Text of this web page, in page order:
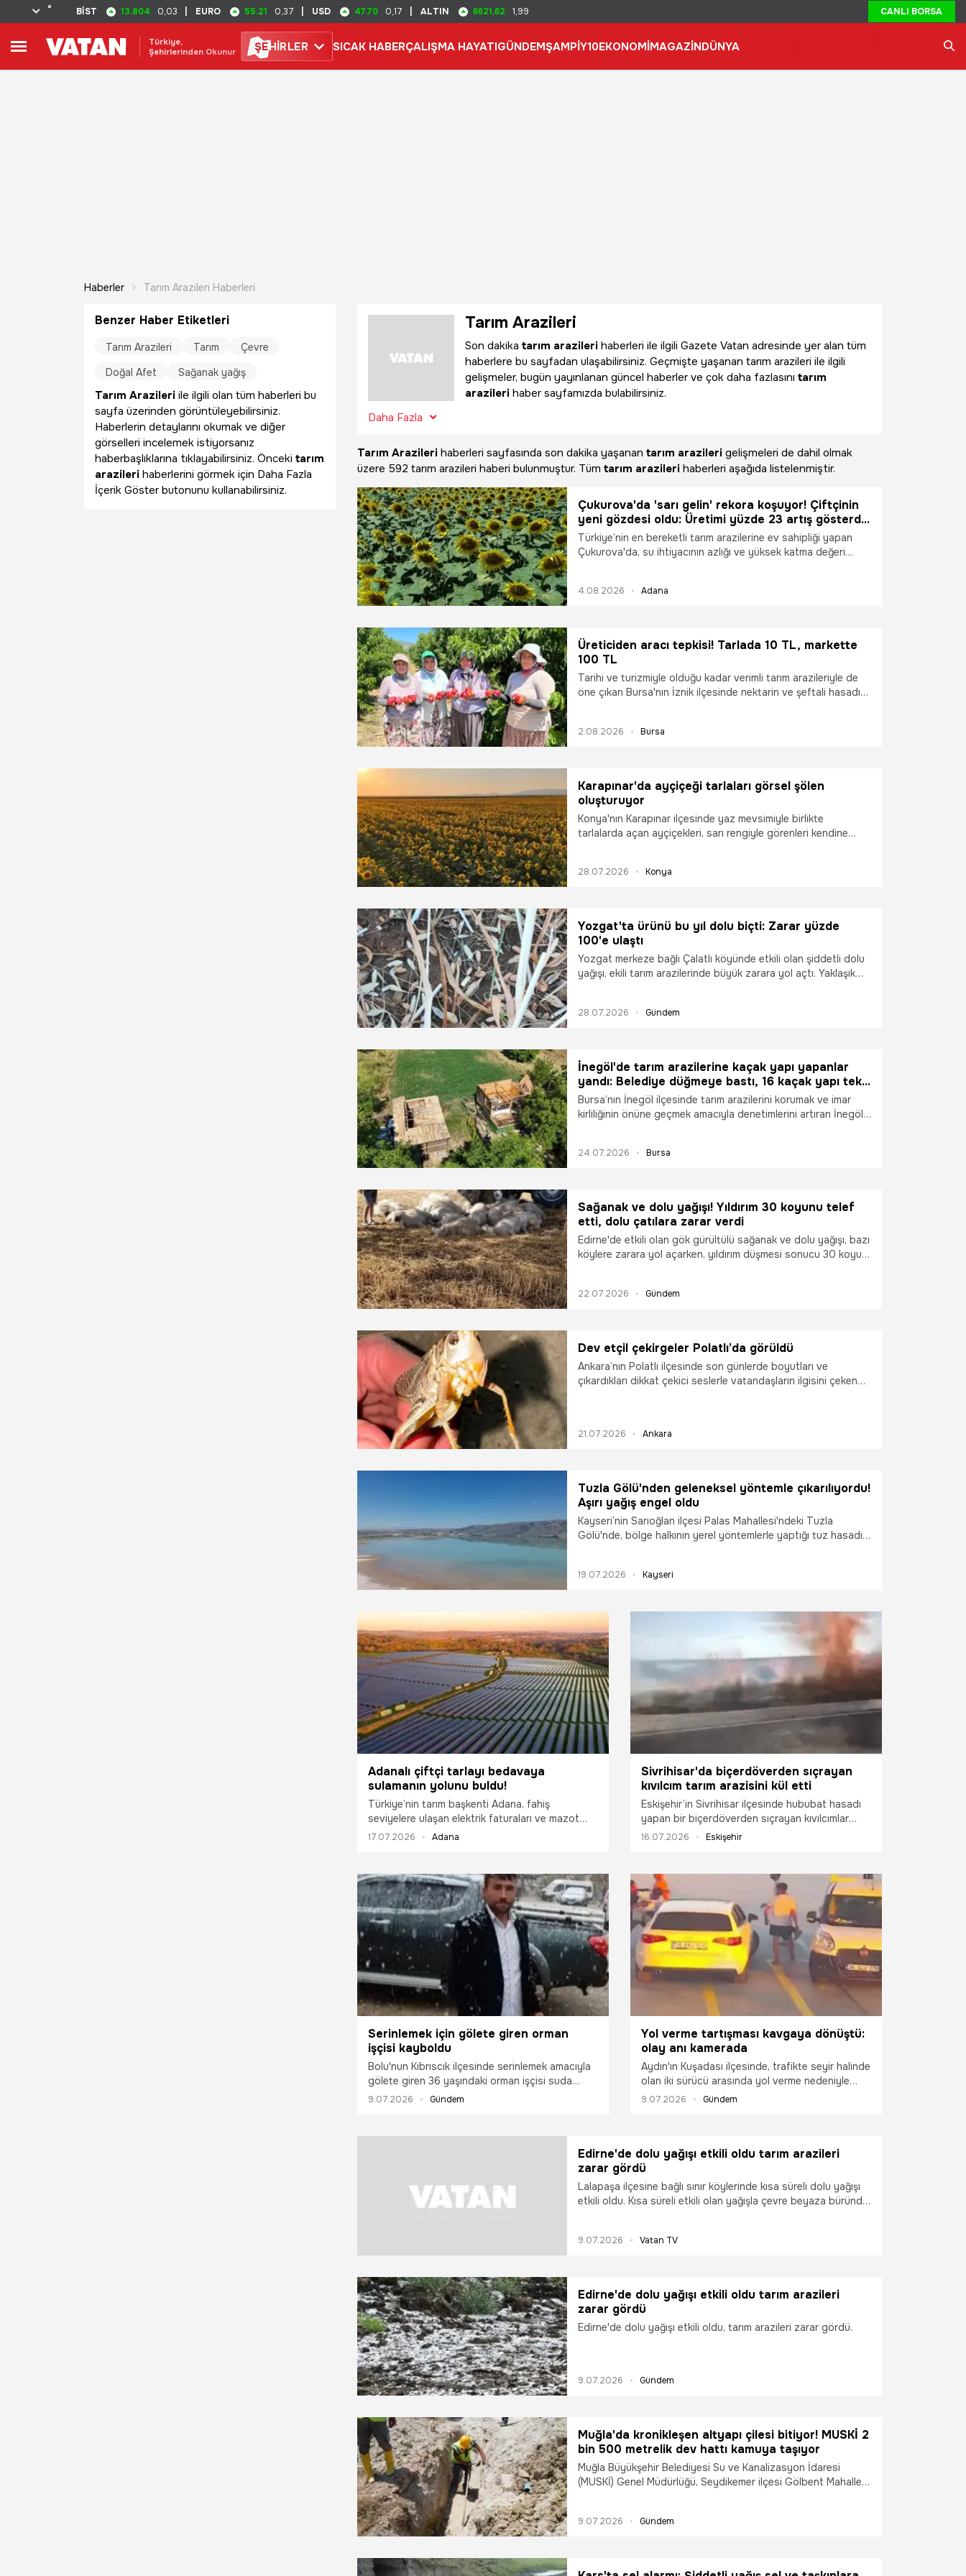
° BİST 13.804 0,03 EURO 55.21 0,37 USD 47.70 0,17 ALTIN 6621,62 1,99 CANLI BORSA
Türkiye,
Şehirlerinden Okunur
ŞEHİRLER SICAK HABERÇALIŞMA HAYATIGÜNDEMŞAMPİY10EKONOMİMAGAZİNDÜNYA
Haberler Tarım Arazileri Haberleri
Tarım Arazileri
Son dakika tarım arazileri haberleri ile ilgili Gazete Vatan adresinde yer alan tüm
haberlere bu sayfadan ulaşabilirsiniz. Geçmişte yaşanan tarım arazileri ile ilgili
gelişmeler, bugün yayınlanan güncel haberler ve çok daha fazlasını tarım
arazileri haber sayfamızda bulabilirsiniz.
Daha Fazla
Tarım Arazileri haberleri sayfasında son dakika yaşanan tarım arazileri gelişmeleri de dahil olmak
üzere 592 tarım arazileri haberi bulunmuştur. Tüm tarım arazileri haberleri aşağıda listelenmiştir.
Çukurova'da 'sarı gelin' rekora koşuyor! Çiftçinin
yeni gözdesi oldu: Üretimi yüzde 23 artış gösterdi:
'Dışa bağımlılığı bitiriyor'
Türkiye’nin en bereketli tarım arazilerine ev sahipliği yapan
Çukurova'da, su ihtiyacının azlığı ve yüksek katma değeri
Adana genelinde 2020 yılında 600 bin dekar olan ekim alanı,
4.08.2026 Adana
Üreticiden aracı tepkisi! Tarlada 10 TL, markette
100 TL
Tarihi ve turizmiyle olduğu kadar verimli tarım arazileriyle de
öne çıkan Bursa'nın İznik ilçesinde nektarin ve şeftali hasadı
üreticinin yoğun emeğiyle tüketiciye ulaşıyor. Ancak üreticiler,
gösteriyor.
2.08.2026 Bursa
Karapınar'da ayçiçeği tarlaları görsel şölen
oluşturuyor
Konya'nın Karapınar ilçesinde yaz mevsimiyle birlikte
tarlalarda açan ayçiçekleri, sarı rengiyle görenleri kendine
28.07.2026 Konya
Yozgat'ta ürünü bu yıl dolu biçti: Zarar yüzde
100'e ulaştı
Yozgat merkeze bağlı Çalatlı köyünde etkili olan şiddetli dolu
yağışı, ekili tarım arazilerinde büyük zarara yol açtı. Yaklaşık
zararın yüzde 100'e ulaştığı belirtilirken, köylüler yaşadıkları
28.07.2026 Gündem
İnegöl'de tarım arazilerine kaçak yapı yapanlar
yandı: Belediye düğmeye bastı, 16 kaçak yapı tek
tek kaldırıldı!
Bursa’nın İnegöl ilçesinde tarım arazilerini korumak ve imar
kirliliğinin önüne geçmek amacıyla denetimlerini artıran İnegöl
konteyner, tiny house ve ahşap yapılardan oluşan 16 kaçak
24.07.2026 Bursa
Sağanak ve dolu yağışı! Yıldırım 30 koyunu telef
etti, dolu çatılara zarar verdi
Edirne'de etkili olan gök gürültülü sağanak ve dolu yağışı, bazı
köylere zarara yol açarken, yıldırım düşmesi sonucu 30 koyun
22.07.2026 Gündem
Dev etçil çekirgeler Polatlı’da görüldü
Ankara’nın Polatlı ilçesinde son günlerde boyutları ve
çıkardıkları dikkat çekici seslerle vatandaşların ilgisini çeken
21.07.2026 Ankara
Tuzla Gölü'nden geleneksel yöntemle çıkarılıyordu!
Aşırı yağış engel oldu
Kayseri’nin Sarıoğlan ilçesi Palas Mahallesi'ndeki Tuzla
Gölü'nde, bölge halkının yerel yöntemlerle yaptığı tuz hasadı,
kez böyle bir su görüyor. Normalde bu mevsimde tuz
19.07.2026 Kayseri
Adanalı çiftçi tarlayı bedavaya
sulamanın yolunu buldu!
Türkiye’nin tarım başkenti Adana, fahiş
seviyelere ulaşan elektrik faturaları ve mazot
maliyetlerine karşı adeta enerji bağımsızlığını ilan
tarladaki üretime entegre eden Çukurova
üreticisi, kurduğu Güneş Enerjisi Sistemleri (GES)
ile sulama maliyetlerini sıfırlıyor. Tarım ve Orman
Bakanlığı’nın taşınabilir GES hibeleriyle
desteklenen bu seferberlik, Avrupa’da bir ilk olan
askılı GES projesiyle de Adana’yı yeşil enerjinin
merkez üssü haline getiriyor.
17.07.2026 Adana
Sivrihisar'da biçerdöverden sıçrayan
kıvılcım tarım arazisini kül etti
Eskişehir’in Sivrihisar ilçesinde hububat hasadı
yapan bir biçerdöverden sıçrayan kıvılcımlar
tarım arazisinde yangına yol açarken, alevler
16.07.2026 Eskişehir
Serinlemek için gölete giren orman
işçisi kayboldu
Bolu'nun Kıbrıscık ilçesinde serinlemek amacıyla
gölete giren 36 yaşındaki orman işçisi suda
kayboldu. Şahsı bulmak için ekipler tarafından
9.07.2026 Gündem
Yol verme tartışması kavgaya dönüştü:
olay anı kamerada
Aydın'ın Kuşadası ilçesinde, trafikte seyir halinde
olan iki sürücü arasında yol verme nedeniyle
başlayan tartışma, bir akaryakıt istasyonunda
9.07.2026 Gündem
Edirne'de dolu yağışı etkili oldu tarım arazileri
zarar gördü
Lalapaşa ilçesine bağlı sınır köylerinde kısa süreli dolu yağışı
etkili oldu. Kısa süreli etkili olan yağışla çevre beyaza büründü.
9.07.2026 Vatan TV
Edirne'de dolu yağışı etkili oldu tarım arazileri
zarar gördü
Edirne'de dolu yağışı etkili oldu, tarım arazileri zarar gördü.
9.07.2026 Gündem
Muğla'da kronikleşen altyapı çilesi bitiyor! MUSKİ 2
bin 500 metrelik dev hattı kamuya taşıyor
Muğla Büyükşehir Belediyesi Su ve Kanalizasyon İdaresi
(MUSKİ) Genel Müdürlüğü, Seydikemer ilçesi Gölbent Mahallesi
tamamen yeniliyor. Üstelik bu hat, vatandaşların özel
alanlarına kepçe girme krizi son bulacak hem de bölge halkı
9.07.2026 Gündem
Benzer Haber Etiketleri
Tarım Arazileri Tarım
Çevre
Doğal Afet
Sağanak yağış
Tarım Arazileri ile ilgili olan tüm haberleri bu
sayfa üzerinden görüntüleyebilirsiniz.
Haberlerin detaylarını okumak ve diğer
görselleri incelemek istiyorsanız
haberbaşlıklarına tıklayabilirsiniz. Önceki tarım
arazileri haberlerini görmek için Daha Fazla
İçerik Göster butonunu kullanabilirsiniz.